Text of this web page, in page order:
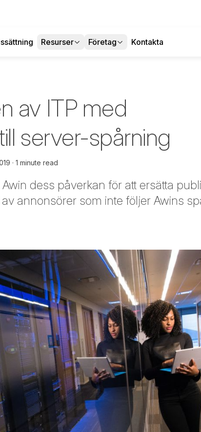
Resurser Företag Kontakta
av ITP med
server-spårning
1 minute read
Awin dess påverkan för att ersätta
annonsörer som inte följer Awins